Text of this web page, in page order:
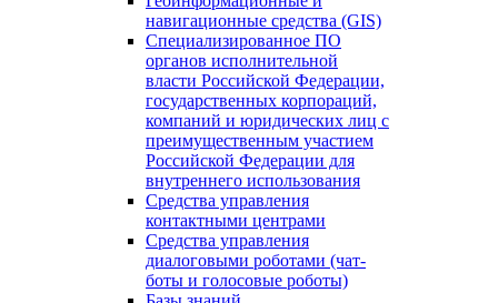
навигационные средства (GIS)
Специализированное ПО
органов исполнительной
власти Российской Федерации,
государственных корпораций,
компаний и юридических лиц с
преимущественным участием
Российской Федерации для
внутреннего использования
Средства управления
контактными центрами
Средства управления
диалоговыми роботами (чат-
боты и голосовые роботы)